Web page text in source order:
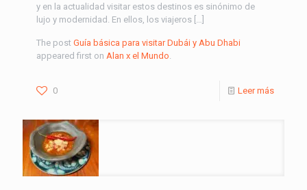
y en la actualidad visitar estos destinos es sinónimo de
lujo y modernidad. En ellos, los viajeros […]
The post Guía básica para visitar Dubái y Abu Dhabi
appeared first on Alan x el Mundo
0 Leer más